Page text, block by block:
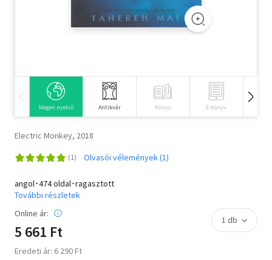
Idegen nyelvű Antikvár Könyv E-könyv
Electric Monkey, 2018
Olvasói vélemények (1)
angol･474 oldal･ragasztott
További részletek
Online ár:
5 661 Ft
Eredeti ár: 6 290 Ft